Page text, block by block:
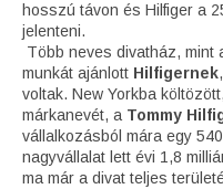
hosszú távon és Hilfiger a
jelenteni.
Több neves divatház, mint
munkát ajánlott Hilfigernek
voltak. New Yorkba
márkanevét, a Tommy
vállalkozásból mára egy
nagyvállalat lett évi 1,8
ma már a divat teljes